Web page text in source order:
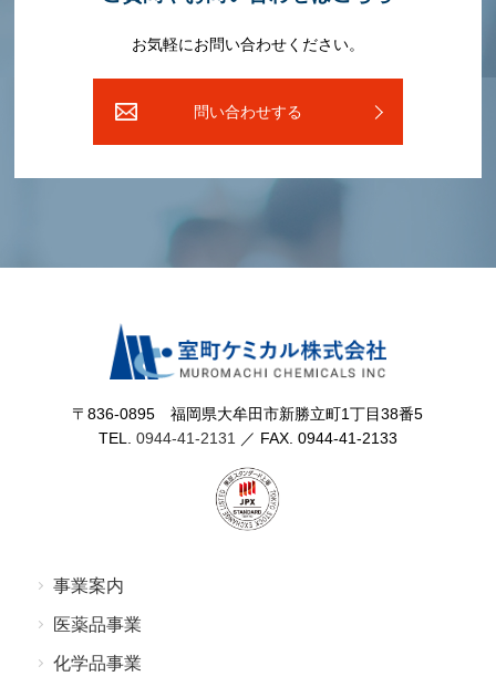
お気軽にお問い合わせください。
問い合わせする
〒836-0895 福岡県⼤牟⽥市新勝⽴町1丁⽬38番5
TEL. 0944-41-2131 ／ FAX. 0944-41-2133
事業案内
医薬品事業
化学品事業